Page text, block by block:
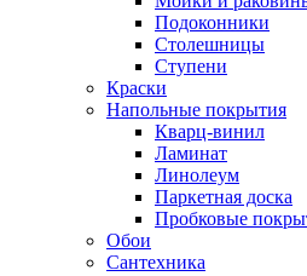
Подоконники
Столешницы
Ступени
Краски
Напольные покрытия
Кварц-винил
Ламинат
Линолеум
Паркетная доска
Пробковые
Обои
Сантехника